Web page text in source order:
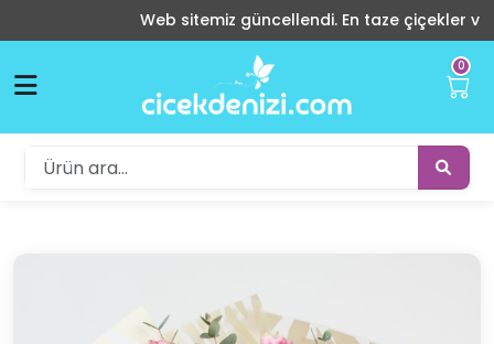
Web sitemiz güncellendi. En taze çiçekler ve
0